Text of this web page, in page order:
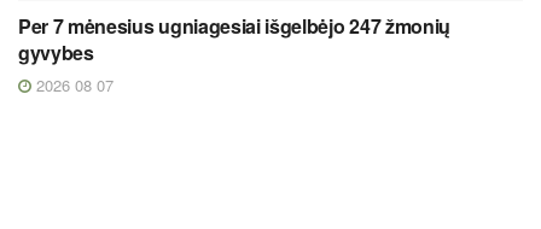
Per 7 mėnesius ugniagesiai išgelbėjo 247 žmonių
gyvybes
2026 08 07